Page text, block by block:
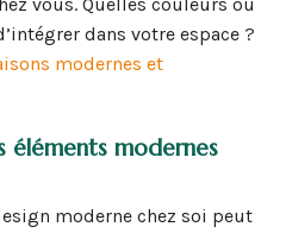
dans votre espace ?
modernes et
éléments modernes
moderne chez soi peut